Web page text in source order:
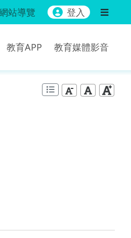
站導覽 登入
教育APP 教育媒體影音